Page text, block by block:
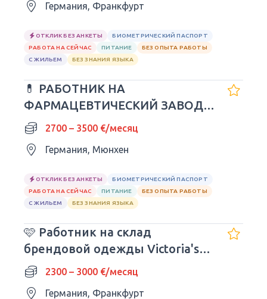
Германия, Франкфурт
ОТКЛИК БЕЗ АНКЕТЫ
БИОМЕТРИЧЕСКИЙ ПАСПОРТ
РАБОТА НА СЕЙЧАС
ПИТАНИЕ
БЕЗ ОПЫТА РАБОТЫ
С ЖИЛЬЕМ
БЕЗ ЗНАНИЯ ЯЗЫКА
💊 РАБОТНИК НА
ФАРМАЦЕВТИЧЕСКИЙ ЗАВОД В
ГЕРМАНИИ
2700 – 3500 €/месяц
Германия, Мюнхен
ОТКЛИК БЕЗ АНКЕТЫ
БИОМЕТРИЧЕСКИЙ ПАСПОРТ
РАБОТА НА СЕЙЧАС
ПИТАНИЕ
БЕЗ ОПЫТА РАБОТЫ
С ЖИЛЬЕМ
БЕЗ ЗНАНИЯ ЯЗЫКА
🩷 Работник на склад
брендовой одежды Victoria's
Secret2300 – 3000 €/месяц
Германия, Франкфурт